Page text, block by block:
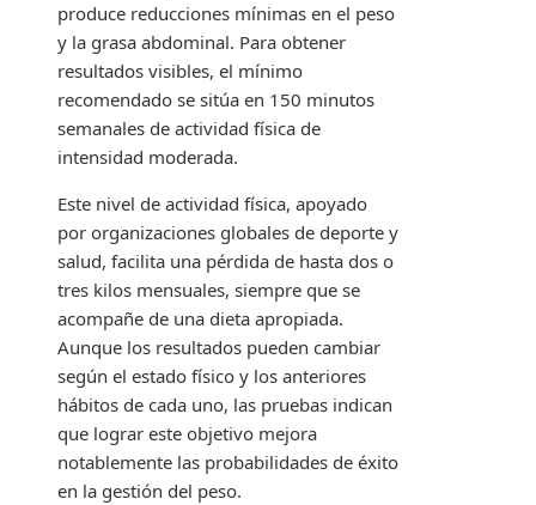
produce reducciones mínimas en el peso
y la grasa abdominal. Para obtener
resultados visibles, el mínimo
recomendado se sitúa en 150 minutos
semanales de actividad física de
intensidad moderada.
Este nivel de actividad física, apoyado
por organizaciones globales de deporte y
salud, facilita una pérdida de hasta dos o
tres kilos mensuales, siempre que se
acompañe de una dieta apropiada.
Aunque los resultados pueden cambiar
según el estado físico y los anteriores
hábitos de cada uno, las pruebas indican
que lograr este objetivo mejora
notablemente las probabilidades de éxito
en la gestión del peso.